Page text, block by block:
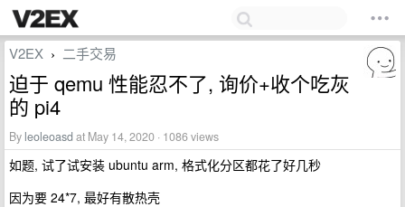
V2EX › 二手交易
迫于 qemu 性能忍不了, 询价+收个吃灰
的 pi4
By leoleoasd at May 14, 2020 · 1086 views
如题, 试了试安装 ubuntu arm, 格式化分区都花了好几秒
因为要 24*7, 最好有散热壳